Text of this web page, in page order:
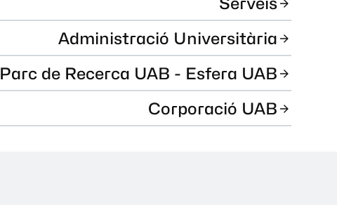
Administració Universitària
Parc de Recerca UAB - Esfera UAB
Corporació UAB